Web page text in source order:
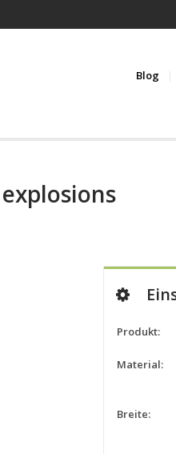
Blog
Produkt:
Material:
Breite: